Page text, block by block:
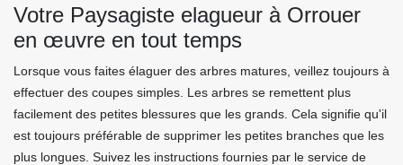
Votre Paysagiste elagueur à Orrouer
en œuvre en tout temps
Lorsque vous faites élaguer des arbres matures, veillez toujours à
effectuer des coupes simples. Les arbres se remettent plus
facilement des petites blessures que les grands. Cela signifie qu'il
est toujours préférable de supprimer les petites branches que les
plus longues. Suivez les instructions fournies par le service de